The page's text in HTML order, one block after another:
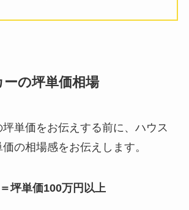
の坪単価相場
単価をお伝えする前に、ハウス
の相場感をお伝えします。
坪単価100万円以上